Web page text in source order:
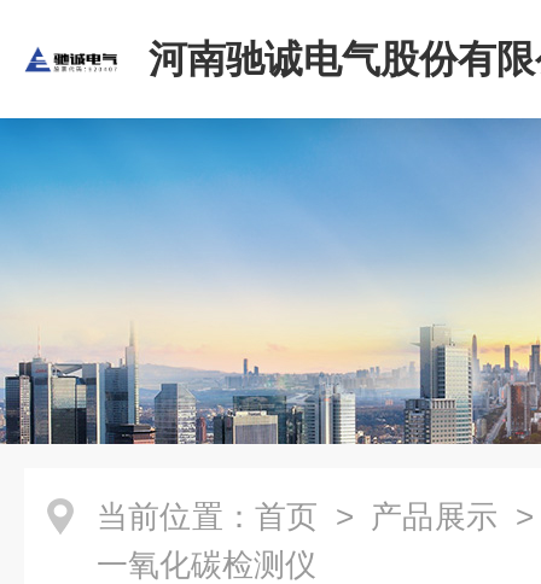
河南驰诚电气股份有
当前位置： 首页 > 产品展示
一氧化碳检测仪